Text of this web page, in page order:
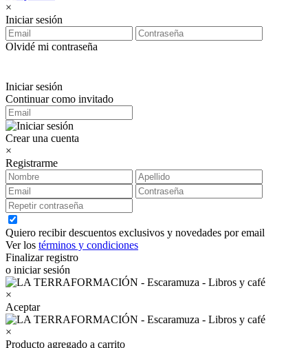
×
Iniciar sesión
Olvidé mi contraseña
Iniciar sesión
Continuar como invitado
Crear una cuenta
×
Registrarme
Quiero recibir descuentos exclusivos y novedades por email
Ver los términos y condiciones
Finalizar registro
o iniciar sesión
×
Aceptar
×
Producto agregado a carrito